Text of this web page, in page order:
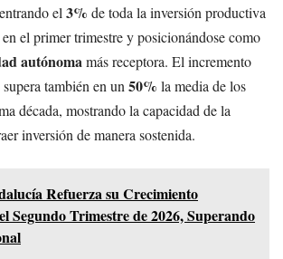
el 3% de toda la inversión productiva
el primer trimestre y posicionándose como
autónomamás receptora. El incremento
también en un 50% la media de los
década, mostrando la capacidad de la
inversión de manera sostenida.
Refuerza su Crecimiento
Segundo Trimestre de 2026, Superando